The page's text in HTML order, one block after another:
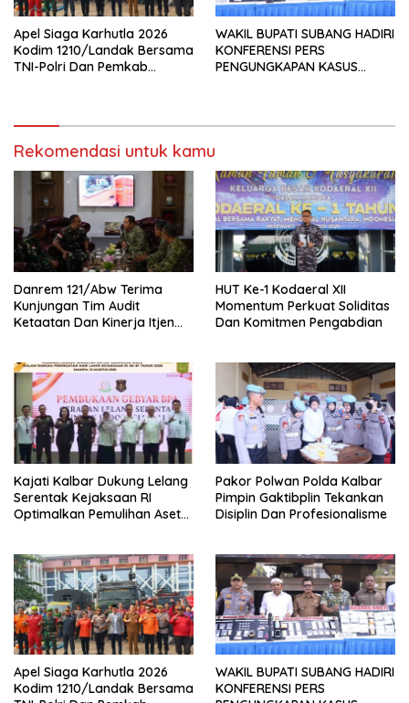
Apel Siaga Karhutla 2026
Kodim 1210/Landak Bersama
TNI-Polri Dan Pemkab
WAKIL BUPATI SUBANG HADIRI
KONFERENSI PERS
PENGUNGKAPAN KASUS
Rekomendasi untuk kamu
Danrem 121/Abw Terima
Kunjungan Tim Audit
Ketaatan Dan Kinerja Itjen
121/Abw
HUT Ke-1 Kodaeral XII
Momentum Perkuat Soliditas
Dan Komitmen Pengabdian
Kajati Kalbar Dukung Lelang
Serentak Kejaksaan RI
Optimalkan Pemulihan Aset
Pakor Polwan Polda Kalbar
Pimpin Gaktibplin Tekankan
Disiplin Dan Profesionalisme
Apel Siaga Karhutla 2026
Kodim 1210/Landak Bersama
WAKIL BUPATI SUBANG HADIRI
KONFERENSI PERS